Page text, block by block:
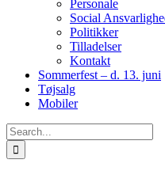
Personale
Social
Politikker
Tilladelser
Kontakt
Sommerfest – d. 13. juni
Tøjsalg
Mobiler
Search
for: